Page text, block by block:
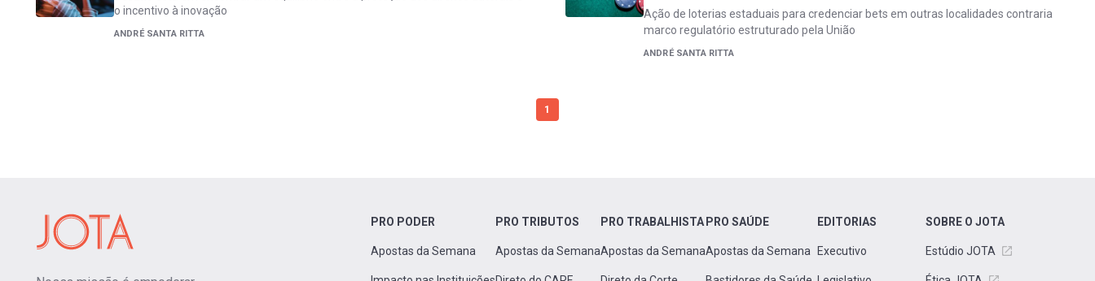
o incentivo à inovação
ANDRÉ SANTA RITTA
Ação de loterias estaduais para credenciar bets em outras localidades contraria
marco regulatório estruturado pela União
ANDRÉ SANTA RITTA
1
PRO PODER
Apostas da Semana
PRO TRIBUTOS
Apostas da Semana
PRO TRABALHISTA
Apostas da Semana
PRO SAÚDE
Apostas da Semana
EDITORIAS
Executivo
SOBRE O JOTA
Estúdio JOTA